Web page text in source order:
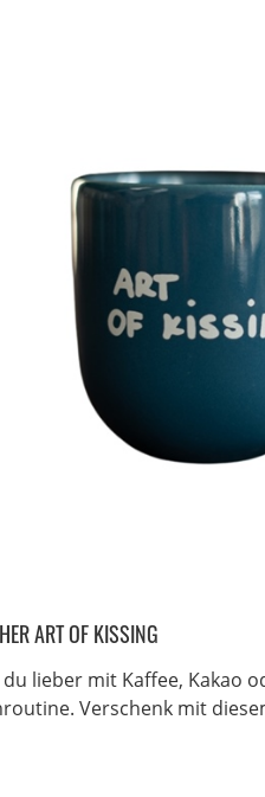
ART OF KISSING
du lieber mit Kaffee, Kakao
Verschenk mit